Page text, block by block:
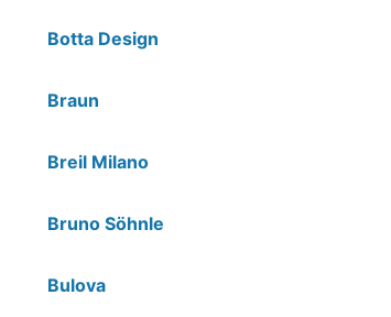
Botta Design
Braun
Breil Milano
Bruno Söhnle
Bulova